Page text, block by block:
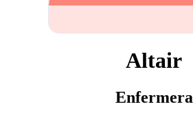
Altair
Enfermera